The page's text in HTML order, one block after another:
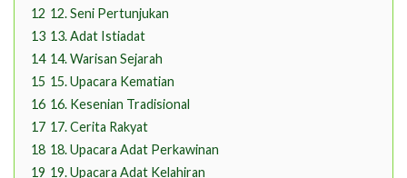
12 12. Seni Pertunjukan
13 13. Adat Istiadat
14 14. Warisan Sejarah
15 15. Upacara Kematian
16 16. Kesenian Tradisional
17 17. Cerita Rakyat
18 18. Upacara Adat Perkawinan
19 19. Upacara Adat Kelahiran